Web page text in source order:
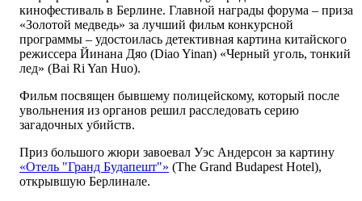
кинофестиваль в Берлине. Главной награды форума – приза
«Золотой медведь» за лучший фильм конкурсной
программы – удостоилась детективная картина китайского
режиссера Йинана Дяо (Diao Yinan) «Черный уголь, тонкий
лед» (Bai Ri Yan Huo).
Фильм посвящен бывшему полицейскому, который после
увольнения из органов решил расследовать серию
загадочных убийств.
Приз большого жюри завоевал Уэс Андерсон за картину
«Отель "Гранд Будапешт"» (The Grand Budapest Hotel),
открывшую Берлинале.